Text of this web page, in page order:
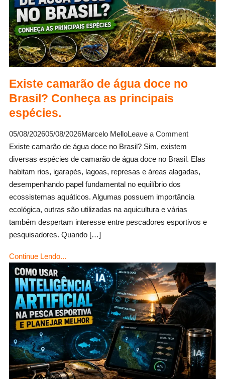
Existe camarão de água doce no
Brasil? Conheça as principais
espécies.
05/08/202605/08/2026Marcelo MelloLeave a Commenton
camarão
de
doce
Brasil?
espécies.
Existe camarão de água doce no Brasil? Sim, existem
diversas espécies de camarão de água doce no Brasil. Elas
habitam rios, igarapés, lagoas, represas e áreas alagadas,
desempenhando papel fundamental no equilíbrio dos
ecossistemas aquáticos. Algumas possuem importância
ecológica, outras são utilizadas na aquicultura e várias
também despertam interesse entre pescadores esportivos e
pesquisadores. Quando […]
Continue Lendo...